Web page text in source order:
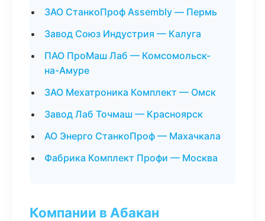
ЗАО СтанкоПроф Assembly — Пермь
Завод Союз Индустрия — Калуга
ПАО ПроМаш Лаб — Комсомольск-
на-Амуре
ЗАО Мехатроника Комплект — Омск
Завод Лаб Точмаш — Красноярск
АО Энерго СтанкоПроф — Махачкала
Фабрика Комплект Профи — Москва
Компании в Абакан